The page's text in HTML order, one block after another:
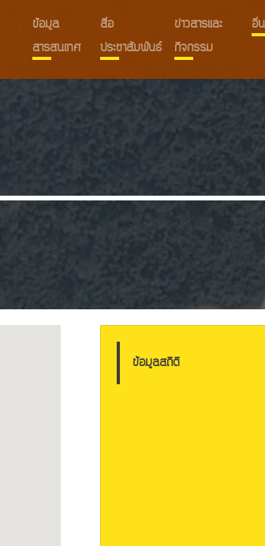
ข้อมูล
สารสนเทศ
สื่อ
ประชาสัมพันธ์
ข่าวสารและ
กิจกรรม
อื่
ข้อมูลสถิติ